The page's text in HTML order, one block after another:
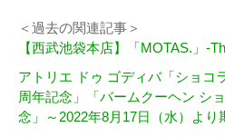
＜過去の関連記事＞
【西武池袋本店】「MOTAS.」-
アトリエ ドゥ ゴディバ「ショコ
周年記念」「バームクーヘン シ
念」～2022年8月17日（水）より